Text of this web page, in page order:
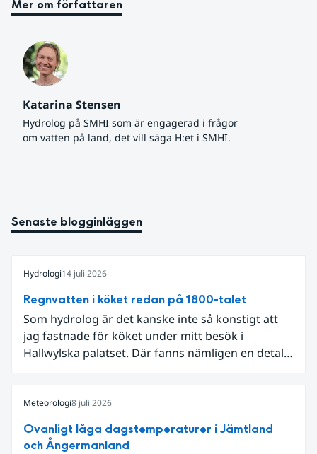
Mer om författaren
Katarina Stensen
Hydrolog på SMHI som är engagerad i frågor
om vatten på land, det vill säga H:et i SMHI.
Senaste blogginläggen
Hydrologi14 juli 2026
Regnvatten i köket redan på 1800-talet
Som hydrolog är det kanske inte så konstigt att
jag fastnade för köket under mitt besök i
Hallwylska palatset. Där fanns nämligen en detalj
Meteorologi8 juli 2026
Ovanligt låga dagstemperaturer i Jämtland
och Ångermanland